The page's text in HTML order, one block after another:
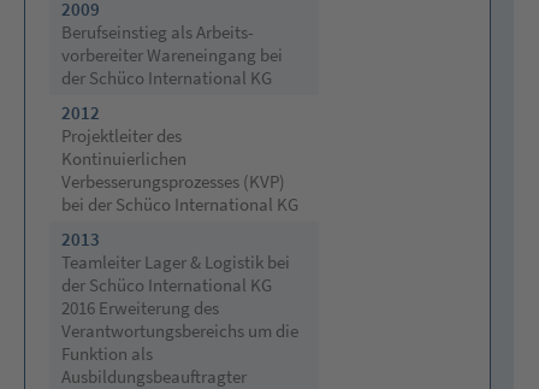
2009
Berufseinstieg als Arbeits-
vorbereiter Wareneingang bei
der Schüco International KG
2012
Projektleiter des
Kontinuierlichen
Verbesserungsprozesses (KVP)
bei der Schüco International KG
2013
Teamleiter Lager & Logistik bei
der Schüco International KG
2016 Erweiterung des
Verantwortungsbereichs um die
Funktion als
Ausbildungsbeauftragter